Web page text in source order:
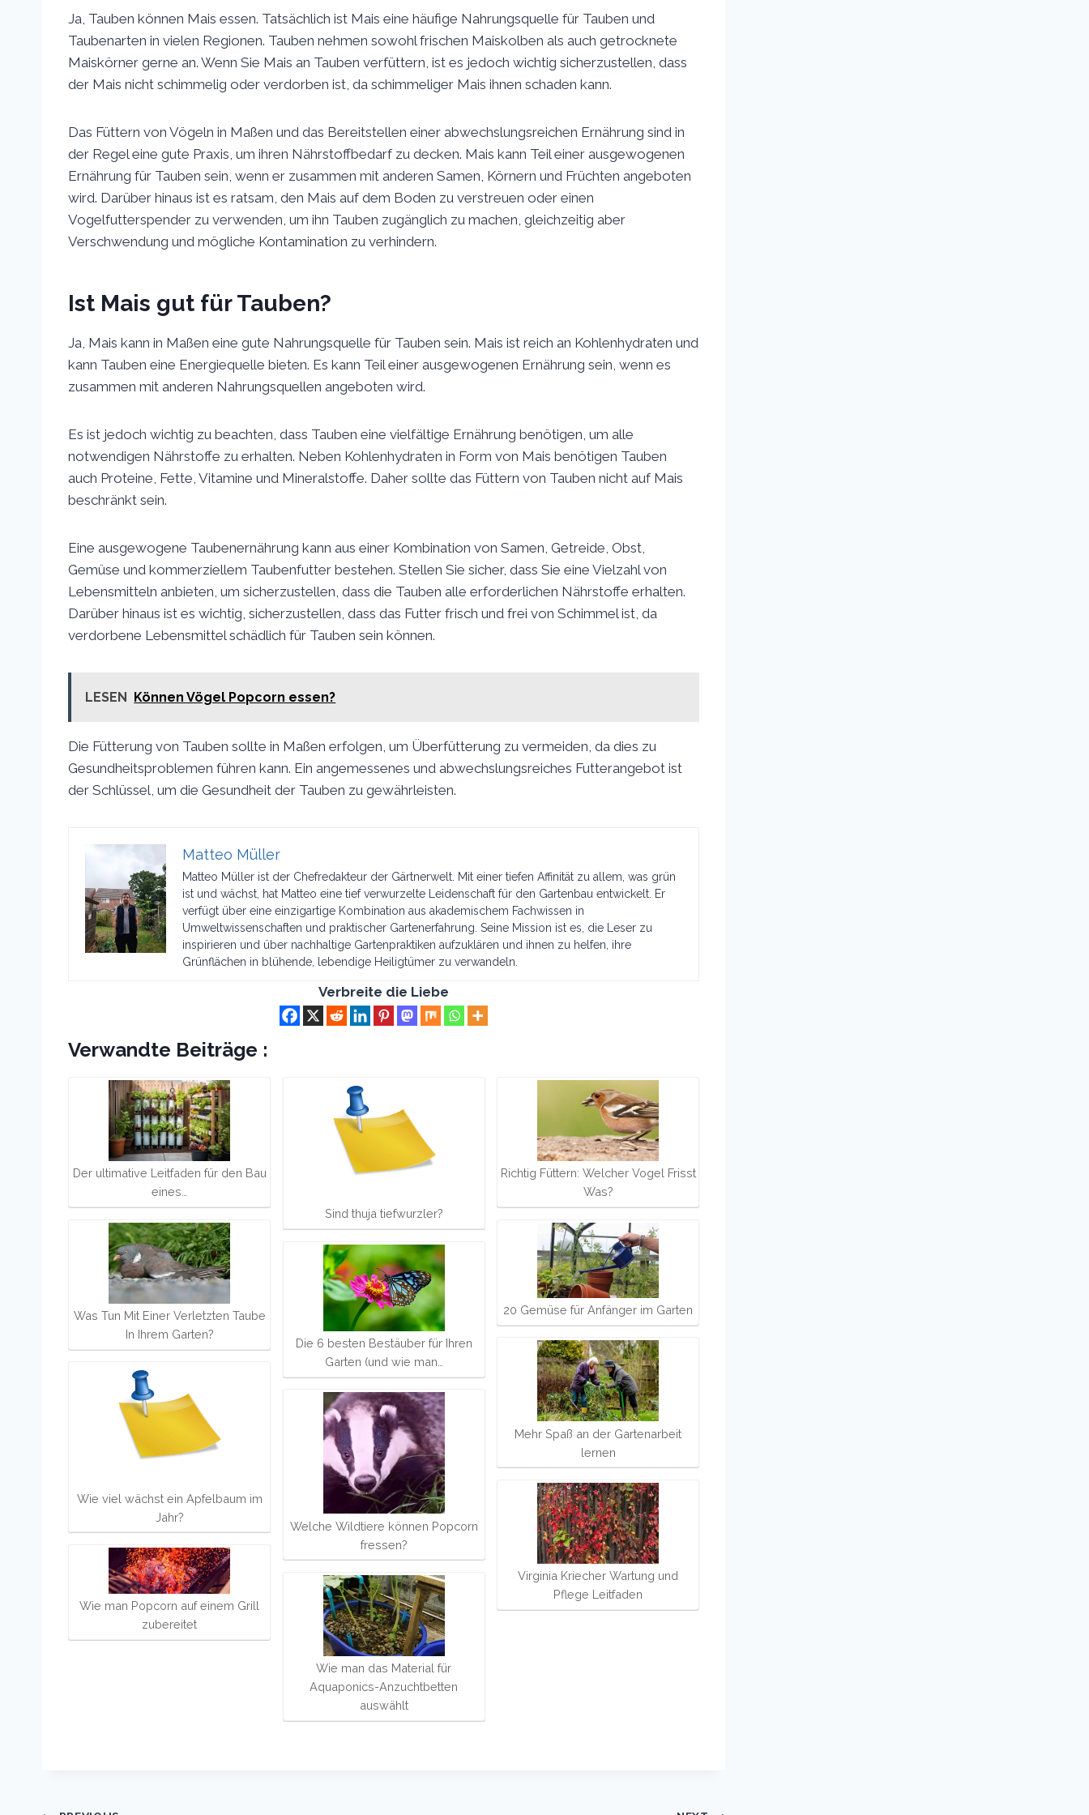
Ja, Tauben können Mais essen. Tatsächlich ist Mais eine häufige Nahrungsquelle für Tauben und
Taubenarten in vielen Regionen. Tauben nehmen sowohl frischen Maiskolben als auch getrocknete
Maiskörner gerne an. Wenn Sie Mais an Tauben verfüttern, ist es jedoch wichtig sicherzustellen, dass
der Mais nicht schimmelig oder verdorben ist, da schimmeliger Mais ihnen schaden kann.
Das Füttern von Vögeln in Maßen und das Bereitstellen einer abwechslungsreichen Ernährung sind in
der Regel eine gute Praxis, um ihren Nährstoffbedarf zu decken. Mais kann Teil einer ausgewogenen
Ernährung für Tauben sein, wenn er zusammen mit anderen Samen, Körnern und Früchten angeboten
wird. Darüber hinaus ist es ratsam, den Mais auf dem Boden zu verstreuen oder einen
Vogelfutterspender zu verwenden, um ihn Tauben zugänglich zu machen, gleichzeitig aber
Verschwendung und mögliche Kontamination zu verhindern.
Ist Mais gut für Tauben?
Ja, Mais kann in Maßen eine gute Nahrungsquelle für Tauben sein. Mais ist reich an Kohlenhydraten und
kann Tauben eine Energiequelle bieten. Es kann Teil einer ausgewogenen Ernährung sein, wenn es
zusammen mit anderen Nahrungsquellen angeboten wird.
Es ist jedoch wichtig zu beachten, dass Tauben eine vielfältige Ernährung benötigen, um alle
notwendigen Nährstoffe zu erhalten. Neben Kohlenhydraten in Form von Mais benötigen Tauben
auch Proteine, Fette, Vitamine und Mineralstoffe. Daher sollte das Füttern von Tauben nicht auf Mais
beschränkt sein.
Eine ausgewogene Taubenernährung kann aus einer Kombination von Samen, Getreide, Obst,
Gemüse und kommerziellem Taubenfutter bestehen. Stellen Sie sicher, dass Sie eine Vielzahl von
Lebensmitteln anbieten, um sicherzustellen, dass die Tauben alle erforderlichen Nährstoffe erhalten.
Darüber hinaus ist es wichtig, sicherzustellen, dass das Futter frisch und frei von Schimmel ist, da
verdorbene Lebensmittel schädlich für Tauben sein können.
LESEN Können Vögel Popcorn essen?
Die Fütterung von Tauben sollte in Maßen erfolgen, um Überfütterung zu vermeiden, da dies zu
Gesundheitsproblemen führen kann. Ein angemessenes und abwechslungsreiches Futterangebot ist
der Schlüssel, um die Gesundheit der Tauben zu gewährleisten.
Matteo Müller
Matteo Müller ist der Chefredakteur der Gärtnerwelt. Mit einer tiefen Affinität zu allem, was grün
ist und wächst, hat Matteo eine tief verwurzelte Leidenschaft für den Gartenbau entwickelt. Er
verfügt über eine einzigartige Kombination aus akademischem Fachwissen in
Umweltwissenschaften und praktischer Gartenerfahrung. Seine Mission ist es, die Leser zu
inspirieren und über nachhaltige Gartenpraktiken aufzuklären und ihnen zu helfen, ihre
Grünflächen in blühende, lebendige Heiligtümer zu verwandeln.
Verbreite die Liebe
Verwandte Beiträge :
Der ultimative Leitfaden für den Bau
eines…
Was Tun Mit Einer Verletzten Taube
In Ihrem Garten?
Wie viel wächst ein Apfelbaum im
Jahr?
Wie man Popcorn auf einem Grill
zubereitet
Sind thuja tiefwurzler?
Die 6 besten Bestäuber für Ihren
Garten (und wie man…
Welche Wildtiere können Popcorn
fressen?
Wie man das Material für
Aquaponics-Anzuchtbetten
auswählt
Richtig Füttern: Welcher Vogel Frisst
Was?
20 Gemüse für Anfänger im Garten
Mehr Spaß an der Gartenarbeit
lernen
Virginia Kriecher Wartung und
Pflege Leitfaden